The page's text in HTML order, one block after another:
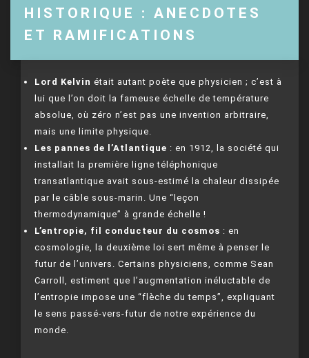
HISTORIQUE : ANECDOTES
ET RAMIFICATIONS
Lord Kelvin était autant poète que physicien ; c’est à
lui que l’on doit la fameuse échelle de température
absolue, où zéro n’est pas une invention arbitraire,
mais une limite physique.
Les pannes de l’Atlantique : en 1912, la société qui
installait la première ligne téléphonique
transatlantique avait sous-estimé la chaleur dissipée
par le câble sous-marin. Une “leçon
thermodynamique” à grande échelle !
L’entropie, fil conducteur du cosmos : en
cosmologie, la deuxième loi sert même à penser le
futur de l’univers. Certains physiciens, comme Sean
Carroll, estiment que l’augmentation inéluctable de
l’entropie impose une “flèche du temps”, expliquant
le sens passé-vers-futur de notre expérience du
monde.